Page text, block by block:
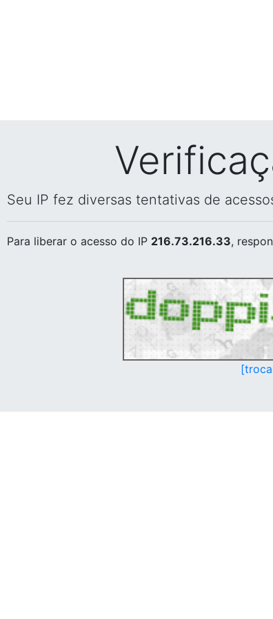
Seu IP fez diversas tentativas de
Para liberar o acesso do IP 216.73.216.33,